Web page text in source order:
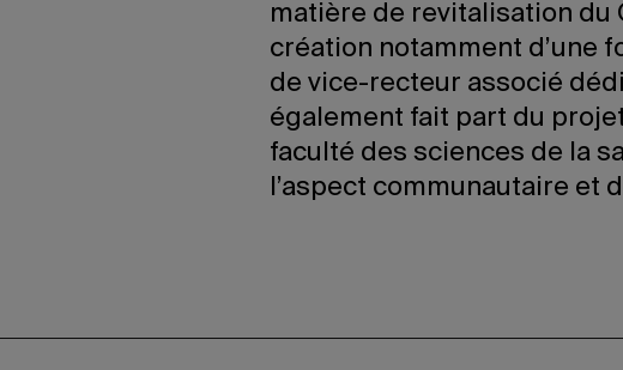
matière de revitalisation du
création notamment d’une
de vice-recteur associé
également fait part du
faculté des sciences de la
l’aspect communautaire et